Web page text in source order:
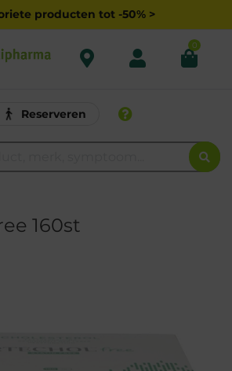
producten tot -50% >
0
Reserveren
160st